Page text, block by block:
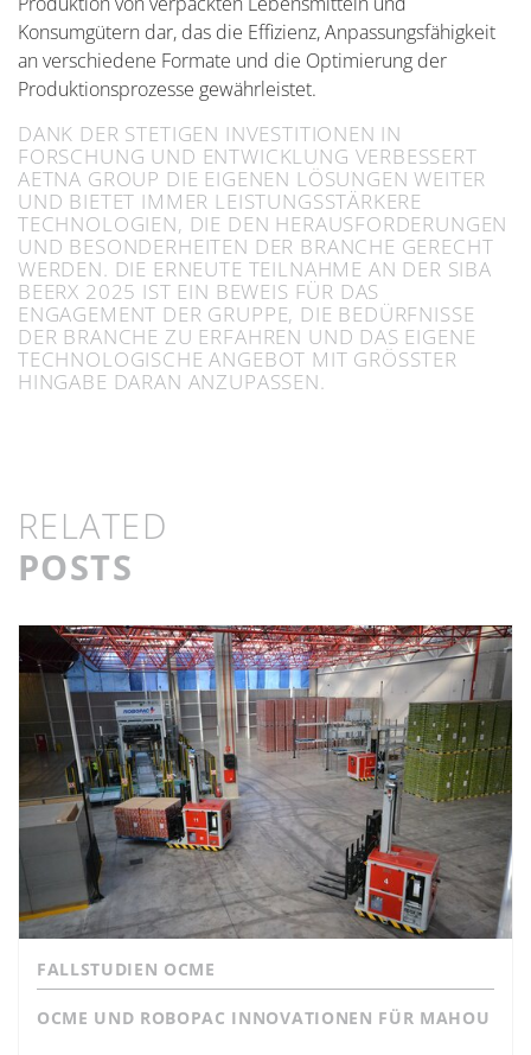
Konsumgütern dar, das die Effizienz, Anpassungsfähigkeit
an verschiedene Formate und die Optimierung der
Produktionsprozesse gewährleistet.
DANK DER STETIGEN INVESTITIONEN IN
FORSCHUNG UND ENTWICKLUNG VERBESSERT
AETNA GROUP DIE EIGENEN LÖSUNGEN WEITER
UND BIETET IMMER LEISTUNGSSTÄRKERE
TECHNOLOGIEN, DIE DEN HERAUSFORDERUNGEN
UND BESONDERHEITEN DER BRANCHE GERECHT
WERDEN. DIE ERNEUTE TEILNAHME AN DER SIBA
BEERX 2025 IST EIN BEWEIS FÜR DAS
ENGAGEMENT DER GRUPPE, DIE BEDÜRFNISSE
DER BRANCHE ZU ERFAHREN UND DAS EIGENE
TECHNOLOGISCHE ANGEBOT MIT GRÖSSTER H
INGABE DARAN ANZUPASSEN.
RELATED
POSTS
FALLSTUDIEN OCME
OCME UND ROBOPAC INNOVATIONEN FÜR MAHOU